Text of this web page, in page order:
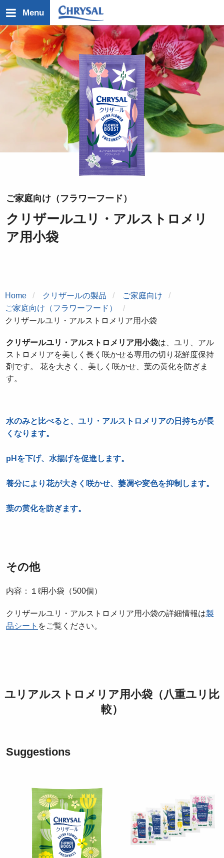
イ
ン
コ
ン
テ
Menu
ご家庭向け（フラワーフード）
クリザールユリ・アルストロメリ
ア用小袋
Home クリザールの製品
ご家庭向け
ご家庭向け（フラワーフード）
クリザールユリ・アルストロメリア用小袋
クリザールユリ・アルストロメリア用小袋は、ユリ、アル
ストロメリアを美しく長く咲かせる専用の切り花鮮度保持
剤です。 花を大きく、美しく咲かせ、葉の黄化を防ぎま
す。
水のみと比べると、ユリ・アルストロメリアの日持ちが長
くなります。
pHを下げ、水揚げを促進します。
養分により花が大きく咲かせ、萎凋や変色を抑制します。
葉の黄化を防ぎます。
その他
内容：１ℓ用小袋（500個）
クリザールユリ・アルストロメリア用小袋の詳細情報は製
品シート をご覧ください。
ユリアルストロメリア用小袋（八重ユリ比
較）
Suggestions